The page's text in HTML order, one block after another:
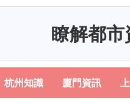
瞭解都
杭州知識 廈門資訊